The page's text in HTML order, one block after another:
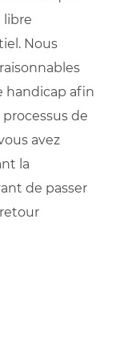
libre
Nous
handicap afin
de
avez
la
de passer